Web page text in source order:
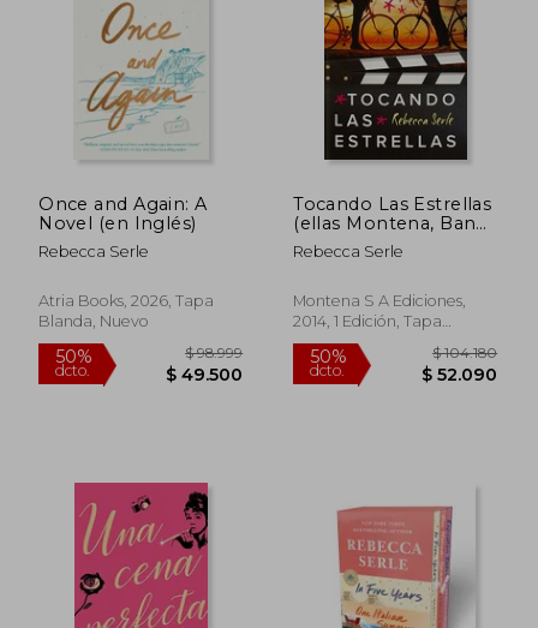
50%
dcto. $ 46.559
50%
dcto.
Once and Again: A
Novel (en Inglés)
Rebecca Serle
Atria Books, 2026, Tapa
Blanda, Nuevo
Tocando Las Estrellas
(ellas Montena, Band
105270)
Rebecca Serle
Montena S A Ediciones,
2014, 1 Edición, Tapa
Blanda, Nuevo